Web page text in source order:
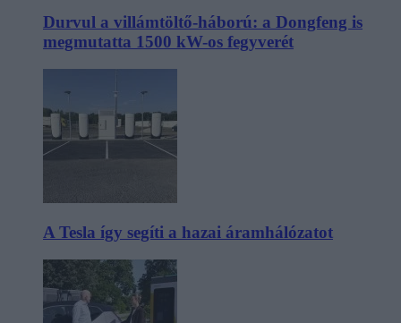
Durvul a villámtöltő-háború: a Dongfeng is
megmutatta 1500 kW-os fegyverét
A Tesla így segíti a hazai áramhálózatot